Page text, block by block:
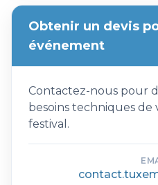
Obtenir un devis
événement
Contactez-nous pour
besoins techniques
festival.